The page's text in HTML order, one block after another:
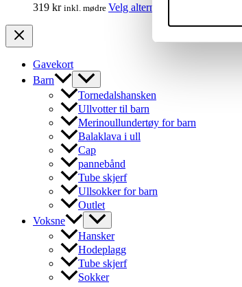
319 kr inkl. mødre Velg alternativ
flere
produktsiden
Gavekort
Barn
Tornedalshansken
Ullvotter til barn
Merinoullundertøy for barn
Balaklava i ull
Cap
pannebånd
Tube skjerf
Ullsokker for barn
Outlet
Voksne
Hansker
Hodeplagg
Tube skjerf
Sokker